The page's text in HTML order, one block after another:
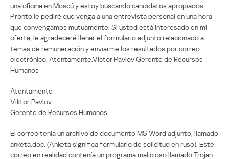
una oficina en Moscú y estoy buscando candidatos apropiados.
Pronto le pediré que venga a una entrevista personal en una hora
que convengamos mutuamente. Si usted está interesado en mi
oferta, le agradeceré llenar el formulario adjunto relacionado a
temas de remuneración y enviarme los resultados por correo
electrónico. Atentamente,Victor Pavlov Gerente de Recursos
Humanos
Atentamente
Viktor Pavlov
Gerente de Recursos Humanos
El correo tenía un archivo de documento MS Word adjunto, llamado
anketa.doc. (Anketa significa formulario de solicitud en ruso). Este
correo en realidad contenía un programa malicioso llamado Trojan-